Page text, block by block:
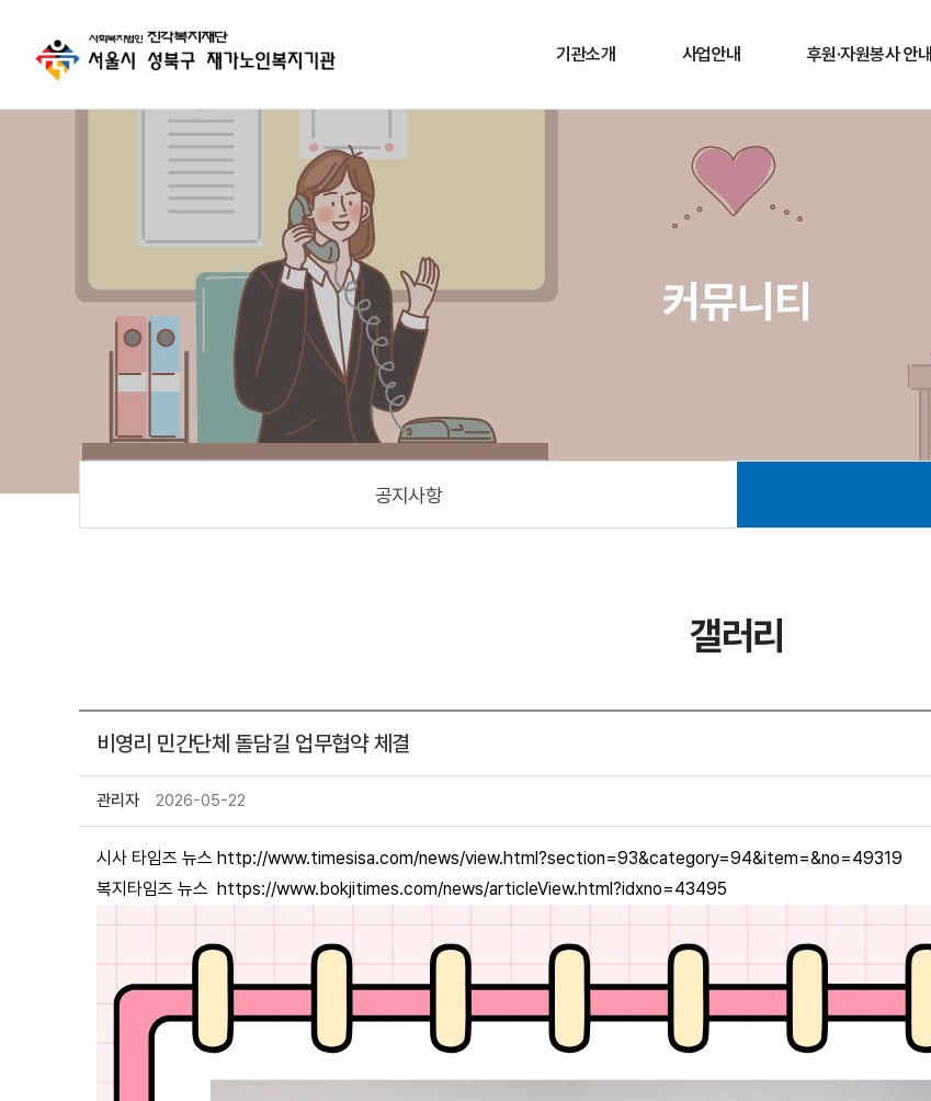
기관소개 사업안내
재가노인복지사업
후원·자원봉사 안내
커뮤니티
공지사항
갤러리
비영리 민간단체 돌담길 업무협약 체결
관리자 2026-05-22
시사 타임즈 뉴스 http://www.timesisa.com/news/view.html?section=93&category=94&item=&no=49319
복지타임즈 뉴스 https://www.bokjitimes.com/news/articleView.html?idxno=43495